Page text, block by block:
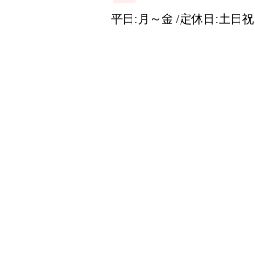
平日:月～金 /定休日:土日祝